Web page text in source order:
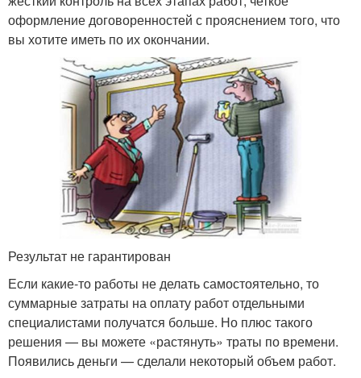
оформление договоренностей с прояснением того, что
вы хотите иметь по их окончании.
Результат не гарантирован
Если какие-то работы не делать самостоятельно, то
суммарные затраты на оплату работ отдельными
специалистами получатся больше. Но плюс такого
решения — вы можете «растянуть» траты по времени.
Появились деньги — сделали некоторый объем работ.